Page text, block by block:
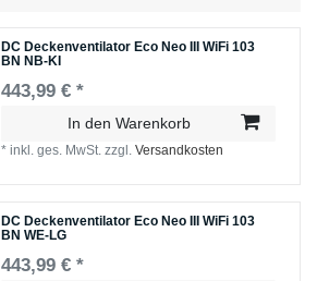
DC Deckenventilator Eco Neo III WiFi 103
BN NB-KI
443,99 € *
In den Warenkorb
*inkl. ges. MwSt. zzgl.Versandkosten
DC Deckenventilator Eco Neo III WiFi 103
BN WE-LG
443,99 € *